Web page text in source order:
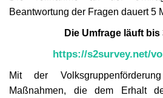
Veranstaltungen
Humor
Beantwortung der Fragen dauert 5
Die Umfrage läuft bis
https://s2survey.net/
Mit der
Maßnahmen, die dem Erhalt